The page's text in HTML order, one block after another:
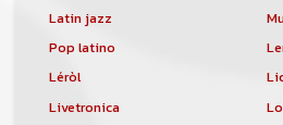
Latin jazz
Pop latino
Léròl
Livetronica
de développement du
une campagne de
comptabilité sera
visible directement sur le